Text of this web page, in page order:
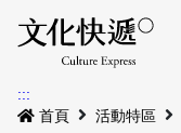
最新公告
:::
首頁
活動特區